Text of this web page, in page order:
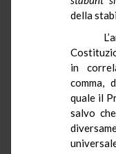
della
in
comma,
quale il
salvo